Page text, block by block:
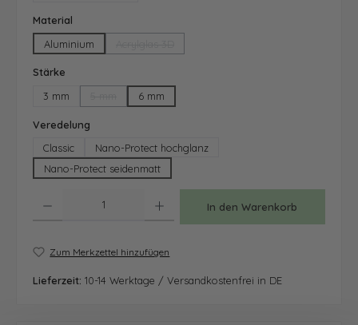
Material
Aluminium
Stärke
3 mm
(Diese Option ist zurzeit nicht verfügbar.)
6 mm
Veredelung
Classic
Nano-Protect hochglanz
Nano-Protect seidenmatt
In den Warenkorb
Zum Merkzettel hinzufügen
Lieferzeit: 10-14 Werktage / Versandkostenfrei in DE